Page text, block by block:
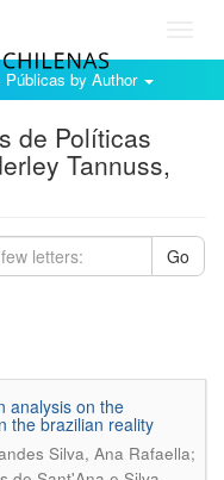
by Author
de Políticas
Tannuss,
Go
analysis on the
the brazilian reality
Silva, Ana Rafaella;